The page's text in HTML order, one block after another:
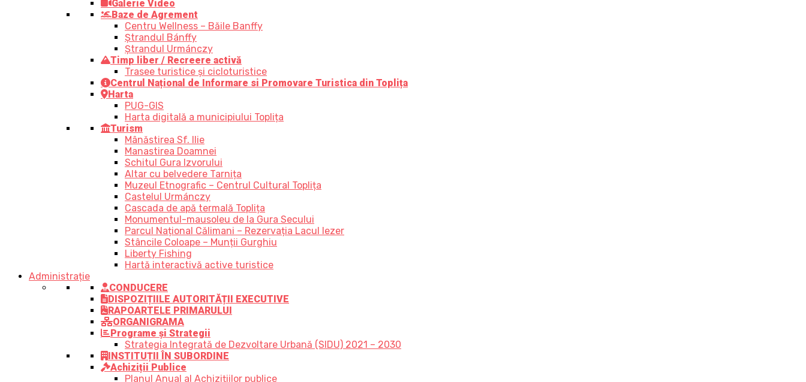
Galerie Video
Baze de Agrement
Centru Wellness – Băile Banffy
Ștrandul Bánffy
Ștrandul Urmánczy
Timp liber / Recreere activă
Trasee turistice şi cicloturistice
Centrul Național de Informare si Promovare Turistica din Toplița
Harta
PUG-GIS
Harta digitală a municipiului Toplița
Turism
Mânăstirea Sf. Ilie
Manastirea Doamnei
Schitul Gura Izvorului
Altar cu belvedere Tarnița
Muzeul Etnografic – Centrul Cultural Toplița
Castelul Urmánczy
Cascada de apă termală Toplița
Monumentul-mausoleu de la Gura Secului
Parcul Național Călimani – Rezervația Lacul Iezer
Stâncile Coloape – Munții Gurghiu
Liberty Fishing
Hartă interactivă active turistice
Administrație
CONDUCERE
DISPOZIȚIILE AUTORITĂȚII EXECUTIVE
RAPOARTELE PRIMARULUI
ORGANIGRAMA
Programe și Strategii
Strategia Integrată de Dezvoltare Urbană (SIDU) 2021 – 2030
INSTITUȚII ÎN SUBORDINE
Achiziții Publice
Planul Anual al Achizițiilor publice